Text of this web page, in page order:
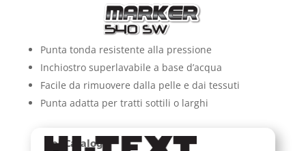
Punta tonda resistente alla pressione
Inchiostro superlavabile a base d’acqua
Facile da rimuovere dalla pelle e dai tessuti
Punta adatta per tratti sottili o larghi
Nel Catalogo: